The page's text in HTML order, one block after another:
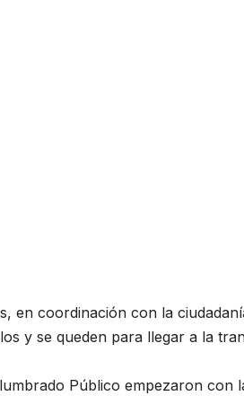
en coordinación con la
y se queden para llegar a la
Público empezaron con